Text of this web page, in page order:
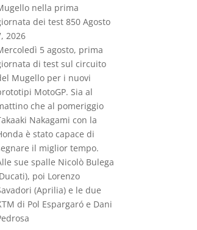
nella prima
dei test 850 Agosto
2026
5 agosto, prima
di test sul circuito
Mugello per i nuovi
MotoGP. Sia al
che al pomeriggio
Nakagami con la
è stato capace di
il miglior tempo.
sue spalle Nicolò Bulega
poi Lorenzo
(Aprilia) e le due
di Pol Espargaró e Dani